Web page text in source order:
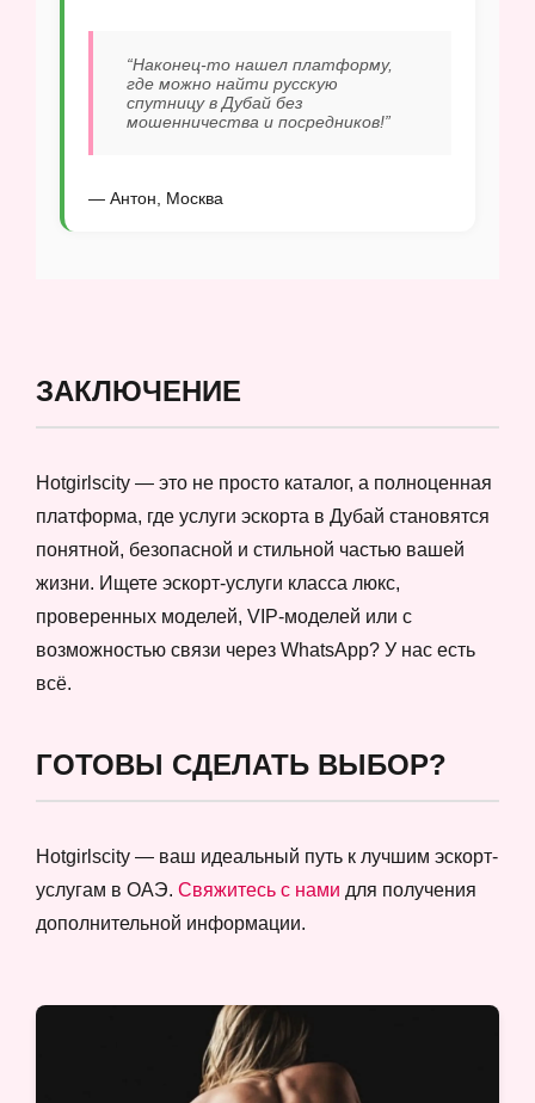
“Наконец-то нашел платформу,
где можно найти русскую
спутницу в Дубай без
мошенничества и посредников!”
— Антон, Москва
ЗАКЛЮЧЕНИЕ
Hotgirlscity — это не просто каталог, а полноценная
платформа, где услуги эскорта в Дубай становятся
понятной, безопасной и стильной частью вашей
жизни. Ищете эскорт-услуги класса люкс,
проверенных моделей, VIP-моделей или с
возможностью связи через WhatsApp? У нас есть
всё.
ГОТОВЫ СДЕЛАТЬ ВЫБОР?
Hotgirlscity — ваш идеальный путь к лучшим эскорт-
услугам в ОАЭ. Свяжитесь с нами для получения
дополнительной информации.